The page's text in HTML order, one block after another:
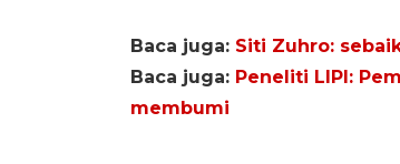
Baca juga: Siti Zuhro:
Baca juga: Peneliti LIPI:
membumi